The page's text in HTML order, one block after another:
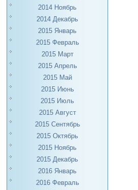
2014 Ноябрь
2014 Декабрь
2015 Январь
2015 Февраль
2015 Март
2015 Апрель
2015 Май
2015 Июнь
2015 Июль
2015 Август
2015 Сентябрь
2015 Октябрь
2015 Ноябрь
2015 Декабрь
2016 Январь
2016 Февраль